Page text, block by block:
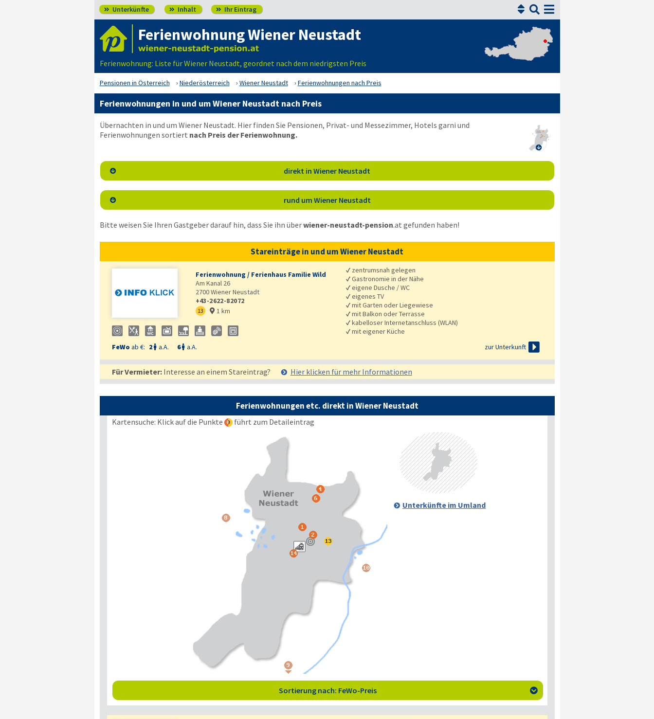
 Unterkünfte  Inhalt  Ihr Eintrag 

Ferienwohnung Wiener Neustadt
Ferienwohnung: Liste für Wiener Neustadt, geordnet nach dem niedrigsten Preis
Pensionen in Österreich Niederösterreich Wiener Neustadt Ferienwohnungen nach Preis
Ferienwohnungen in und um Wiener Neustadt nach Preis

Übernachten in und um Wiener Neustadt. Hier finden Sie Pensionen, Privat- und Messezimmer, Hotels garni und
Ferienwohnungen sortiert nach Preis der Ferienwohnung.
 direkt in Wiener Neustadt
 rund um Wiener Neustadt
Bitte weisen Sie Ihren Gastgeber darauf hin, dass Sie ihn überwiener-neustadt-pension.at gefunden haben!
Stareinträge in und um Wiener Neustadt
Ferienwohnung / Ferienhaus Familie Wild
Am Kanal 26
2700Wiener Neustadt
+43-2622-82072
13  1 km
FeWo ab €: 2  a.A. 6 a.A.
✓ zentrumsnah gelegen
✓Gastronomie in der Nähe
✓eigene Dusche / WC
✓eigenes TV
✓mit Garten oder Liegewiese
✓mit Balkon oder Terrasse
✓kabelloser Internetanschluss (WLAN)
✓mit eigener Küche
zur Unterkunft 
Für Vermieter:Interesse an einem Stareintrag? Hier klicken für mehr Informationen
Ferienwohnungen etc. direkt in Wiener Neustadt
Kartensuche: Klick auf die Punkte führt zum Detaileintrag
Unterkünfte im Umland
Sortierung nach: FeWo-Preis 